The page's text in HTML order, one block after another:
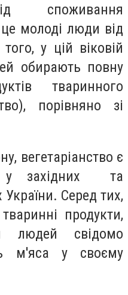
споживання
молоді люди від
у цій віковій
обирають повну
тваринного
порівняно зі
вегетаріанство є
у західних та
Серед тих,
продукти,
людей свідомо
м'яса у своєму